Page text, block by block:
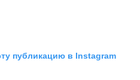
публикацию в Instagram